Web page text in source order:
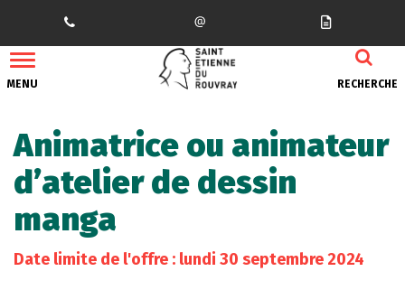
MENU RECHERCHE
Animatrice ou animateur
d’atelier de dessin
manga
Date limite de l'offre : lundi 30 septembre 2024